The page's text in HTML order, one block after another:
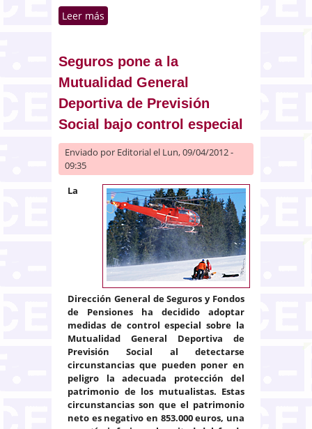
Leer más
Seguros pone a la
Mutualidad General
Deportiva de Previsión
Social bajo control especial
Enviado por Editorialel Lun, 09/04/2012 -
09:35
La
Dirección General de Seguros y Fondos
de Pensiones ha decidido adoptar
medidas de control especial sobre la
Mutualidad General Deportiva de
Previsión Social al detectarse
circunstancias que pueden poner en
peligro la adecuada protección del
patrimonio de los mutualistas. Estas
circunstancias son que el patrimonio
neto es negativo en 853.000 euros, una